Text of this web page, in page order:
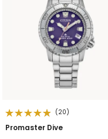
(20)
Promaster Dive